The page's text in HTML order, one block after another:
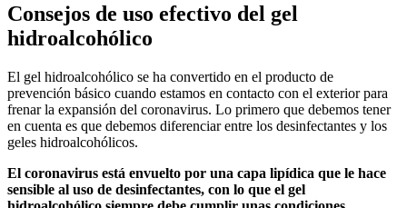
Consejos de uso efectivo del gel
hidroalcohólico
El gel hidroalcohólico se ha convertido en el producto de
prevención básico cuando estamos en contacto con el exterior para
frenar la expansión del coronavirus. Lo primero que debemos tener
en cuenta es que debemos diferenciar entre los desinfectantes y los
geles hidroalcohólicos.
El coronavirus está envuelto por una capa lipídica que le hace
sensible al uso de desinfectantes, con lo que el gel